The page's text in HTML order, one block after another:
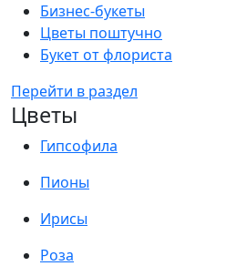
Бизнес-букеты
Цветы поштучно
Букет от флориста
Перейти в раздел
Цветы
Гипсофила
Пионы
Ирисы
Роза